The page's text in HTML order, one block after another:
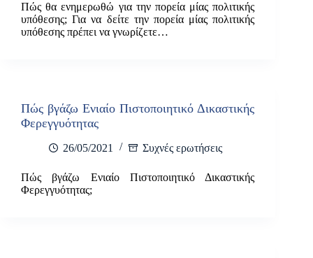
Πώς θα ενημερωθώ για την πορεία μίας πολιτικής
υπόθεσης; Για να δείτε την πορεία μίας πολιτικής
υπόθεσης πρέπει να γνωρίζετε…
Πώς βγάζω Ενιαίο Πιστοποιητικό Δικαστικής
Φερεγγυότητας
26/05/2021 Συχνές ερωτήσεις
Πώς βγάζω Ενιαίο Πιστοποιητικό Δικαστικής
Φερεγγυότητας;